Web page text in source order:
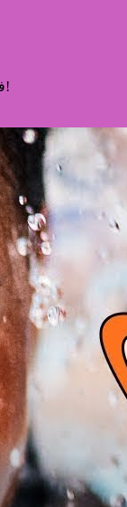
في هذه الحلقة نتعرف على سانجيتا، التي تشاركنا أهمية الماء في حياتها اليومية والطرق العديدة التي تستخدمه بها!